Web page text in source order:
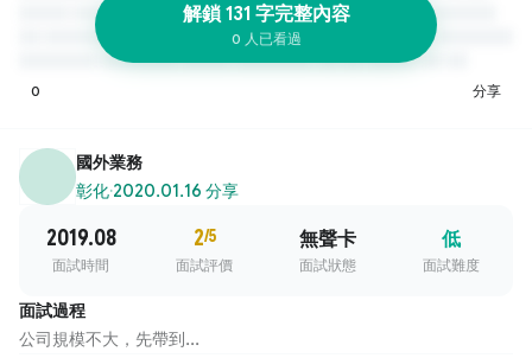
解鎖 131 字完整內容
0 人已看過
0 分享
國外業務
彰化·2020.01.16 分享
2019.08
面試時間
2/5
面試評價
無聲卡
面試狀態
低
面試難度
面試過程
公司規模不大，先帶到...